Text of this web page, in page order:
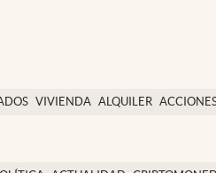
VIVIENDA ALQUILER